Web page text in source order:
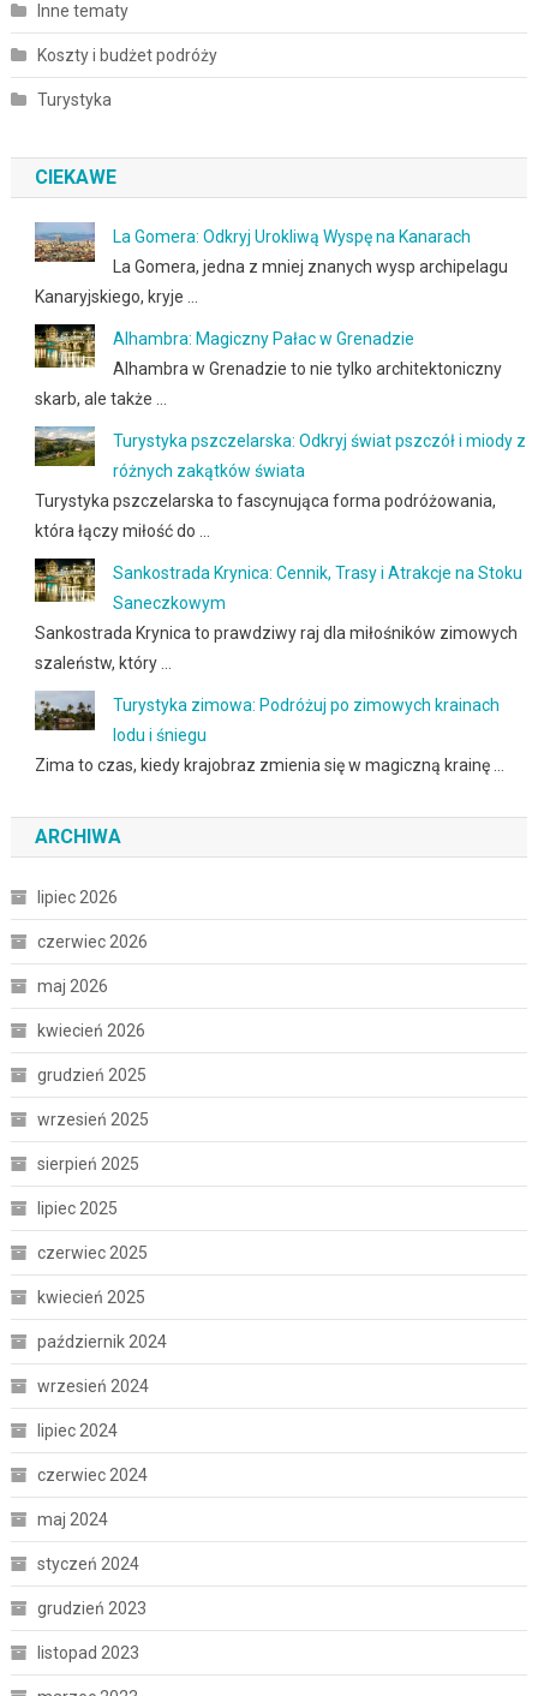
Inne tematy
Koszty i budżet podróży
Turystyka
CIEKAWE
La Gomera: Odkryj Urokliwą Wyspę na Kanarach
La Gomera, jedna z mniej znanych wysp archipelagu
Kanaryjskiego, kryje …
Alhambra: Magiczny Pałac w Grenadzie
Alhambra w Grenadzie to nie tylko architektoniczny
skarb, ale także …
Turystyka pszczelarska: Odkryj świat pszczół i miody z
różnych zakątków świata
Turystyka pszczelarska to fascynująca forma podróżowania,
która łączy miłość do …
Sankostrada Krynica: Cennik, Trasy i Atrakcje na Stoku
Saneczkowym
Sankostrada Krynica to prawdziwy raj dla miłośników zimowych
szaleństw, który …
Turystyka zimowa: Podróżuj po zimowych krainach
lodu i śniegu
Zima to czas, kiedy krajobraz zmienia się w magiczną krainę …
ARCHIWA
lipiec 2026
czerwiec 2026
maj 2026
kwiecień 2026
grudzień 2025
wrzesień 2025
sierpień 2025
lipiec 2025
czerwiec 2025
kwiecień 2025
październik 2024
wrzesień 2024
lipiec 2024
czerwiec 2024
maj 2024
styczeń 2024
grudzień 2023
listopad 2023